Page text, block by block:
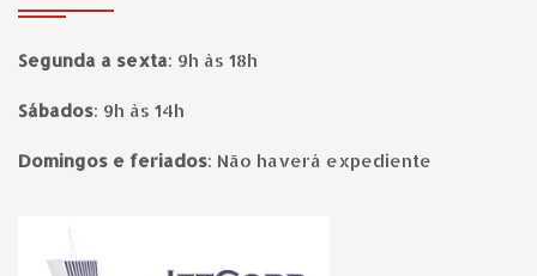
Segunda a sexta: 9h às 18h
Sábados: 9h às 14h
Domingos e feriados: Não haverá expediente